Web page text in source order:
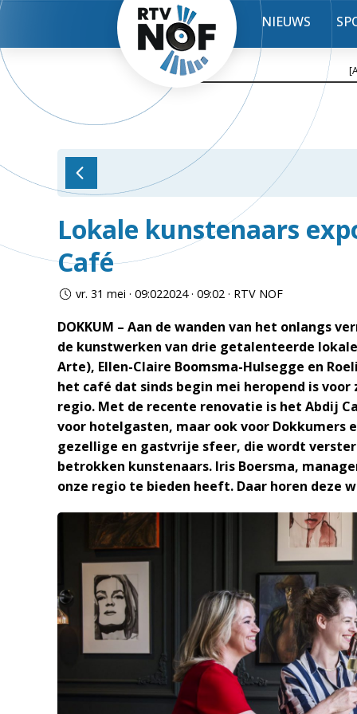
NIEUWS
Lokale kunstenaars
Café
vr. 31 mei · 09:022024 · 09:02 · RTV NOF
DOKKUM – Aan de wanden van het onlangs
de kunstwerken van drie getalenteerde
Arte), Ellen-Claire Boomsma-Hulsegge en
het café dat sinds begin mei heropend is
regio. Met de recente renovatie is het Abdij
voor hotelgasten, maar ook voor Dokkumers
gezellige en gastvrije sfeer, die wordt
betrokken kunstenaars. Iris Boersma,
onze regio te bieden heeft. Daar horen deze